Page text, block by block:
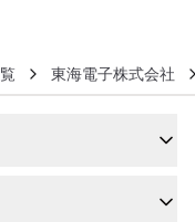
東海電子株式会社